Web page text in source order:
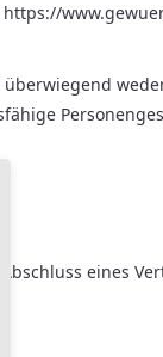
überwiegend
eines